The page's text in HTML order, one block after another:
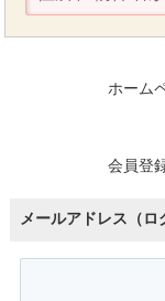
ホーム
会員登
メールアドレス（ロ